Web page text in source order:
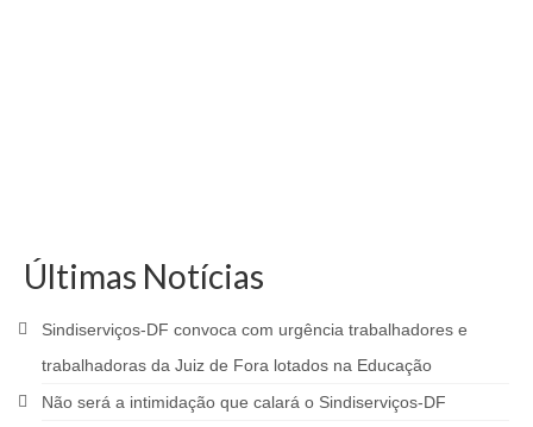
Últimas Notícias
Sindiserviços-DF convoca com urgência trabalhadores e
trabalhadoras da Juiz de Fora lotados na Educação
Não será a intimidação que calará o Sindiserviços-DF